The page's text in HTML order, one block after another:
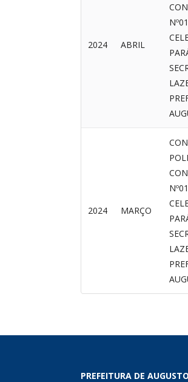
2024 ABRIL
2024 MARÇO
PREFEITURA DE